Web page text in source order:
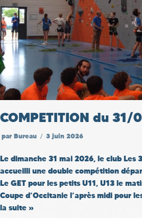
COMPETITION du 31/
par Bureau 3 juin 2026
Le dimanche 31 mai 2026, le club Les
accueilli une double compétition
Le GET pour les petits U11, U13 le
Coupe d’Occitanie l’après midi pour
la suite »